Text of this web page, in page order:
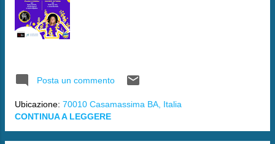
Posta un commento
Ubicazione: 70010 Casamassima BA, Italia
CONTINUA A LEGGERE